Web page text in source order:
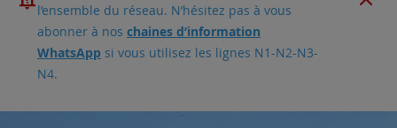
l’ensemble du réseau. N’hésitez pas à vous
abonner à nos chaines d’information
WhatsApp si vous utilisez les lignes N1-N2-N3-
N4.